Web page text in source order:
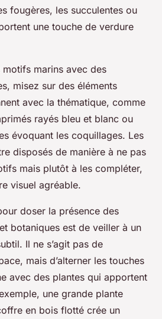
fougères, les succulentes ou
une touche de verdure
motifs marins avec des
misez sur des éléments
avec la thématique, comme
rayés bleu et blanc ou
évoquant les coquillages. Les
disposés de manière à ne pas
mais plutôt à les compléter,
visuel agréable.
doser la présence des
botaniques est de veiller à un
Il ne s’agit pas de
mais d’alterner les touches
avec des plantes qui apportent
une grande plante
en bois flotté crée un